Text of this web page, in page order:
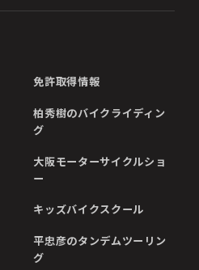
免許取得情報
柏秀樹のバイクライディン
グ
大阪モーターサイクルショ
ー
キッズバイクスクール
平忠彦のタンデムツーリン
グ